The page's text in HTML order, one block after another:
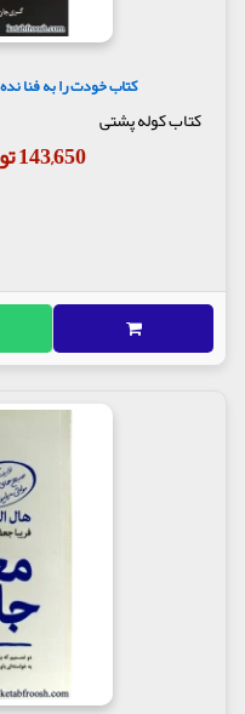
کتاب خودت را به فنا
کتاب کوله پشتی
143,650 تومان